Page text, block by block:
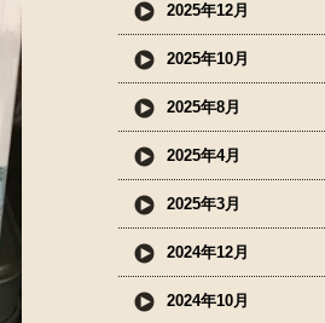
2025年12月
2025年10月
2025年8月
2025年4月
2025年3月
2024年12月
2024年10月